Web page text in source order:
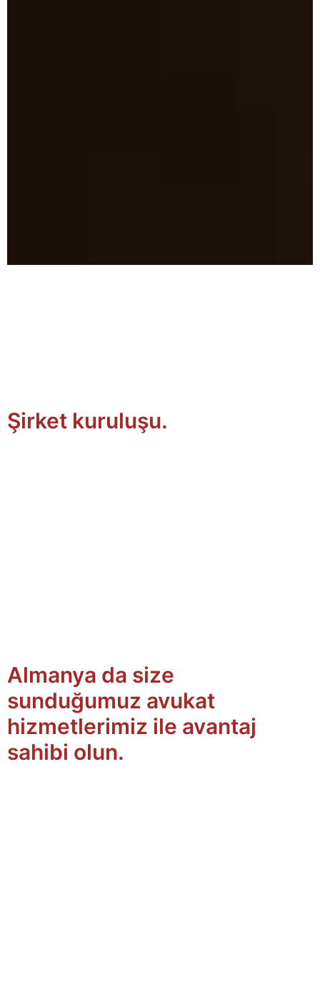
Şirket kuruluşu.
Almanya da size
sunduğumuz avukat
hizmetlerimiz ile avantaj
sahibi olun.